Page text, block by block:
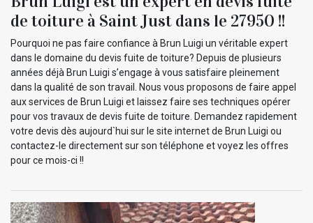
de toiture à Saint Just dans le 27950 !!
Pourquoi ne pas faire confiance à Brun Luigi un véritable expert
dans le domaine du devis fuite de toiture? Depuis de plusieurs
années déjà Brun Luigi s’engage à vous satisfaire pleinement
dans la qualité de son travail. Nous vous proposons de faire appel
aux services de Brun Luigi et laissez faire ses techniques opérer
pour vos travaux de devis fuite de toiture. Demandez rapidement
votre devis dès aujourd`hui sur le site internet de Brun Luigi ou
contactez-le directement sur son téléphone et voyez les offres
pour ce mois-ci !!